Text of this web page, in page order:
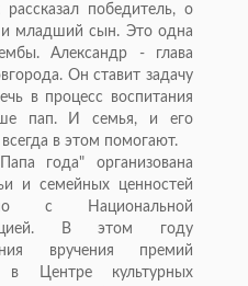
победитель, о
и младший сын. Это одна
Александр - глава
Он ставит задачу
в процесс воспитания
пап. И семья, и его
в этом помогают.
года" организована
и семейных ценностей
с Национальной
В этом году
вручения премий
Центре культурных